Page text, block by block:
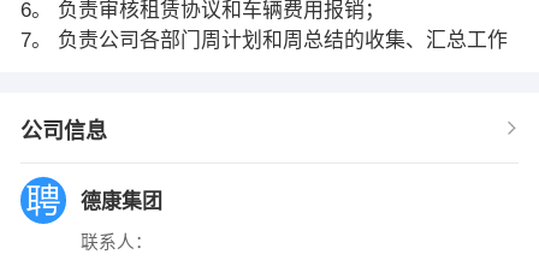
6。 负责审核租赁协议和车辆费用报销；
7。 负责公司各部门周计划和周总结的收集、汇总工作
公司信息
德康集团
联系人：